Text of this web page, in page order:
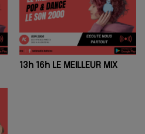
13h 16h LE MEILLEUR MIX